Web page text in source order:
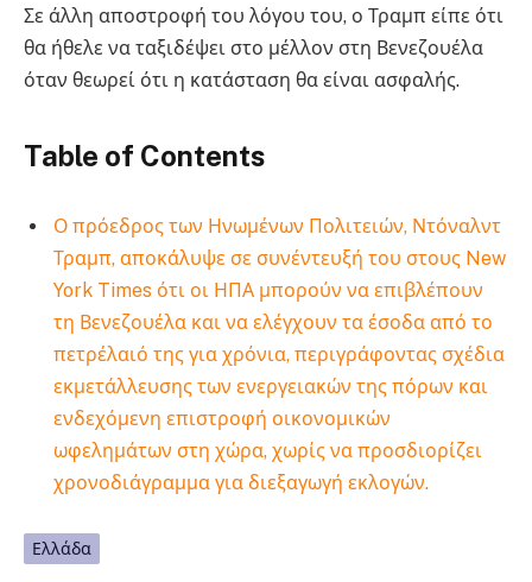
Σε άλλη αποστροφή του λόγου του, ο Τραμπ είπε ότι
θα ήθελε να ταξιδέψει στο μέλλον στη Βενεζουέλα
όταν θεωρεί ότι η κατάσταση θα είναι ασφαλής.
Table of Contents
Ο πρόεδρος των Ηνωμένων Πολιτειών, Ντόναλντ
Τραμπ, αποκάλυψε σε συνέντευξή του στους New
York Times ότι οι ΗΠΑ μπορούν να επιβλέπουν
τη Βενεζουέλα και να ελέγχουν τα έσοδα από το
πετρέλαιό της για χρόνια, περιγράφοντας σχέδια
εκμετάλλευσης των ενεργειακών της πόρων και
ενδεχόμενη επιστροφή οικονομικών
ωφελημάτων στη χώρα, χωρίς να προσδιορίζει
χρονοδιάγραμμα για διεξαγωγή εκλογών.
Ελλάδα